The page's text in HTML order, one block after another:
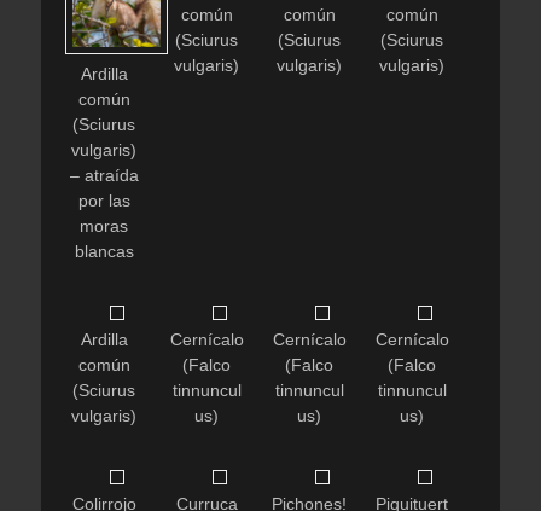
Ardilla
común
(Sciurus
vulgaris)
– atraída
por las
moras
blancas
común
(Sciurus
vulgaris)
común
(Sciurus
vulgaris)
común
(Sciurus
vulgaris)
Ardilla
común
(Sciurus
vulgaris)
Cernícalo
(Falco
tinnuncul
us)
Cernícalo
(Falco
tinnuncul
us)
Cernícalo
(Falco
tinnuncul
us)
Colirrojo
Curruca
Pichones!
Piquituert